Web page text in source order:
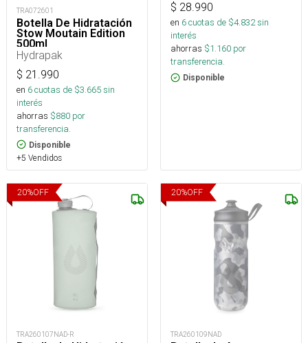
TRA072601
Botella De Hidratación
Stow Moutain Edition
500ml
Hydrapak
$ 21.990
en 6cuotas de $3.665sin
interés
ahorras $880 por
transferencia.
Disponible
+5 Vendidos
$ 28.990
en 6cuotas de $4.832sin
interés
ahorras $1.160 por
transferencia.
Disponible
20%OFF
TRA260107NAD-R
20%OFF
TRA260109NAD